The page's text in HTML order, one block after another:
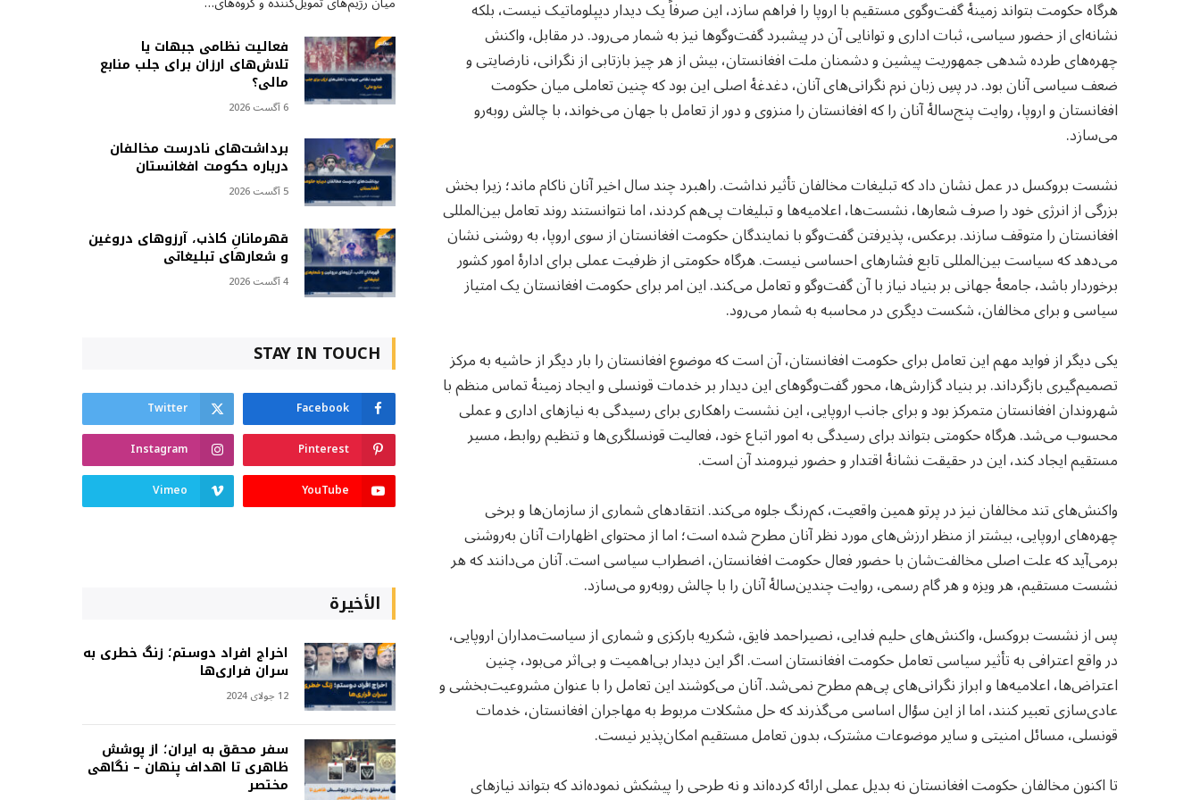
هرگاه حکومت بتواند زمینهٔ گفت‌وگوی مستقیم با اروپا را فراهم سازد، این صرفاً یک دیدار دیپلوماتیک نیست، بلکه
نشانه‌ای از حضور سیاسی، ثبات اداری و توانایی آن در پیشبرد گفت‌وگوها نیز به شمار می‌رود. در مقابل، واکنش
چهره‌های طرده شده‎ی جمهوریت پیشین و دشمنان ملت افغانستان، بیش از هر چیز بازتابی از نگرانی، نارضایتی و
ضعف سیاسی آنان بود. در پسِ زبان نرم نگرانی‌های آنان، دغدغهٔ اصلی این بود که چنین تعاملی میان حکومت
افغانستان و اروپا، روایت پنج‌سالهٔ آنان را که افغانستان را منزوی و دور از تعامل با جهان می‌خواند، با چالش روبه‌رو
می‌سازد.
نشست بروکسل در عمل نشان داد که تبلیغات مخالفان تأثیر نداشت. راهبرد چند سال اخیر آنان ناکام ماند؛ زیرا بخش
بزرگی از انرژی خود را صرف شعارها، نشست‌ها، اعلامیه‌ها و تبلیغات پی‌هم کردند، اما نتوانستند روند تعامل بین‌المللی
افغانستان را متوقف سازند. برعکس، پذیرفتن گفت‌وگو با نمایندگان حکومت افغانستان از سوی اروپا، به‌ روشنی نشان
می‌دهد که سیاست بین‌المللی تابع فشارهای احساسی نیست. هرگاه حکومتی از ظرفیت عملی برای ادارهٔ امور کشور
برخوردار باشد، جامعهٔ جهانی بر بنیاد نیاز با آن گفت‌وگو و تعامل می‌کند. این امر برای حکومت افغانستان یک امتیاز
سیاسی و برای مخالفان، شکست دیگری در محاسبه به شمار می‌رود.
یکی دیگر از فواید مهم این تعامل برای حکومت افغانستان، آن است که موضوع افغانستان را بار دیگر از حاشیه به مرکز
تصمیم‌گیری بازگرداند. بر بنیاد گزارش‌ها، محور گفت‌وگوهای این دیدار بر خدمات قونسلی و ایجاد زمینهٔ تماس منظم با
شهروندان افغانستان متمرکز بود و برای جانب اروپایی، این نشست راهکاری برای رسیدگی به نیازهای اداری و عملی
محسوب می‌شد. هرگاه حکومتی بتواند برای رسیدگی به امور اتباع خود، فعالیت قونسلگری‌ها و تنظیم روابط، مسیر
مستقیم ایجاد کند، این در حقیقت نشانهٔ اقتدار و حضور نیرومند آن است.
واکنش‌های تند مخالفان نیز در پرتو همین واقعیت، کم‌رنگ جلوه می‌کند. انتقادهای شماری از سازمان‌ها و برخی
چهره‌های اروپایی، بیشتر از منظر ارزش‌های مورد نظر آنان مطرح شده است؛ اما از محتوای اظهارات آنان به‌روشنی
برمی‌آید که علت اصلی مخالفت‌شان با حضور فعال حکومت افغانستان، اضطراب سیاسی است. آنان می‌دانند که هر
نشست مستقیم، هر ویزه و هر گام رسمی، روایت چندین‌سالهٔ آنان را با چالش روبه‌رو می‌سازد.
پس از نشست بروکسل، واکنش‌های حلیم فدایی، نصیراحمد فایق، شکریه بارکزی و شماری از سیاست‌مداران اروپایی،
در واقع اعترافی به تأثیر سیاسی تعامل حکومت افغانستان است. اگر این دیدار بی‌اهمیت و بی‌اثر می‌بود، چنین
اعتراض‌ها، اعلامیه‌ها و ابراز نگرانی‌های پی‌هم مطرح نمی‌شد. آنان می‌کوشند این تعامل را با عنوان مشروعیت‌بخشی و
عادی‌سازی تعبیر کنند، اما از این سؤال اساسی می‌گذرند که حل مشکلات مربوط به مهاجران افغانستان، خدمات
قونسلی، مسائل امنیتی و سایر موضوعات مشترک، بدون تعامل مستقیم امکان‌پذیر نیست.
تا اکنون مخالفان حکومت افغانستان نه بدیل عملی ارائه کرده‌اند و نه طرحی را پیشکش نموده‌اند که بتواند نیازهای
فعالیت نظامی جبهات یا
تلاش‌های ارزان برای جلب منابع
مالی؟
6 آگست 2026
برداشت‌های نادرست مخالفان
درباره حکومت افغانستان
5 آگست 2026
قهرمانانِ کاذب، آرزوهای دروغین
و شعارهای تبلیغاتی
4 آگست 2026
STAY IN TOUCH
Facebook
Twitter
Pinterest
Instagram
YouTube
Vimeo
الأخيرة
اخراج افراد دوستم؛ زنگ خطری به
سران فراری‌ها
12 جولای 2024
سفر محقق به ایران؛ از پوشش
ظاهری تا اهداف پنهان – نگاهی
مختصر